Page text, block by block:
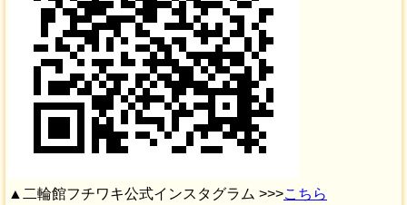
▲二輪館フチワキ公式インスタグラム >>>こちら